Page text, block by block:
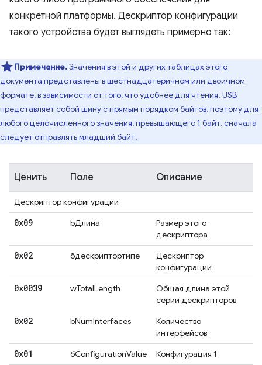
конкретной платформы. Дескриптор конфигурации
такого устройства будет выглядеть примерно так:
Примечание.Значения в этой и других таблицах этого
документа представлены в шестнадцатеричном или двоичном
формате, в зависимости от того, что удобнее для чтения. USB
представляет собой шину с прямым порядком байтов, поэтому для
любого целочисленного значения, превышающего 1 байт, сначала
следует отправлять младший байт.
Ценить Поле Описание
Дескриптор конфигурации
0x09 bДлина
Размер этого
дескриптора
0x02 бдескриптортипе
Дескриптор
конфигурации
0x0039 wTotalLength
Общая длина этой
серии дескрипторов
0x02 bNumInterfaces
Количество
интерфейсов
0x01 бConfigurationValue Конфигурация 1